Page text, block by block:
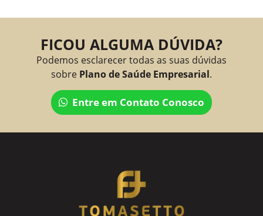
FICOU ALGUMA DÚVIDA?
Podemos esclarecer todas as suas dúvidas
sobre Plano de Saúde Empresarial.
Entre em Contato Conosco